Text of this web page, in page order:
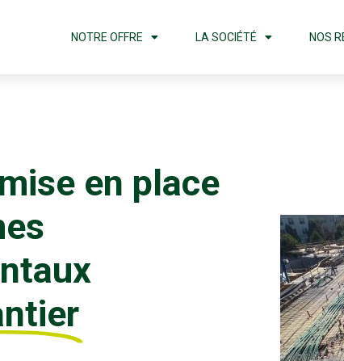
NOTRE OFFRE LA SOCIÉTÉ NOS
en place